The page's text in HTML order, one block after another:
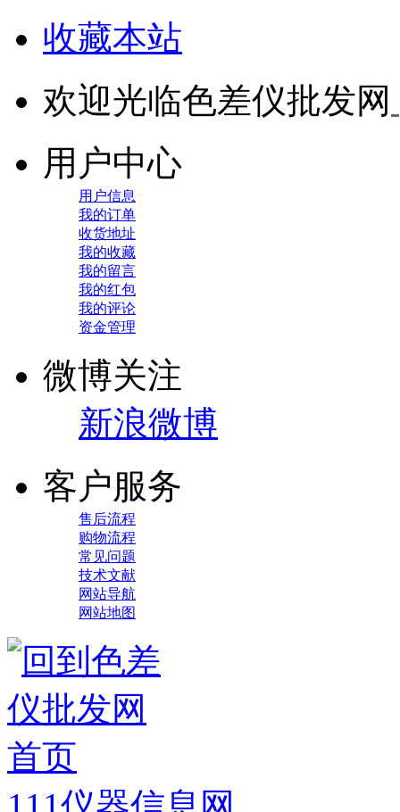
收藏本站
欢迎光临色差仪批发网
用户中心
用户信息
我的订单
收货地址
我的收藏
我的留言
我的红包
我的评论
资金管理
微博关注
新浪微博
客户服务
售后流程
购物流程
常见问题
技术文献
网站导航
网站地图